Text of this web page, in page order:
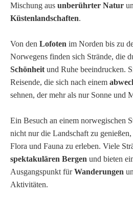
Mischung aus unberührter Natur
Küstenlandschaften.
Von den Lofoten im Norden bis zu
Norwegens finden sich Strände, die
Schönheit und Ruhe beeindrucken.
Reisende, die sich nach einem
sehnen, der mehr als nur Sonne und
Ein Besuch an einem norwegischen
nicht nur die Landschaft zu
Flora und Fauna zu erleben. Viele
spektakulären Bergen und bieten
Ausgangspunkt fürWanderungen
Aktivitäten.